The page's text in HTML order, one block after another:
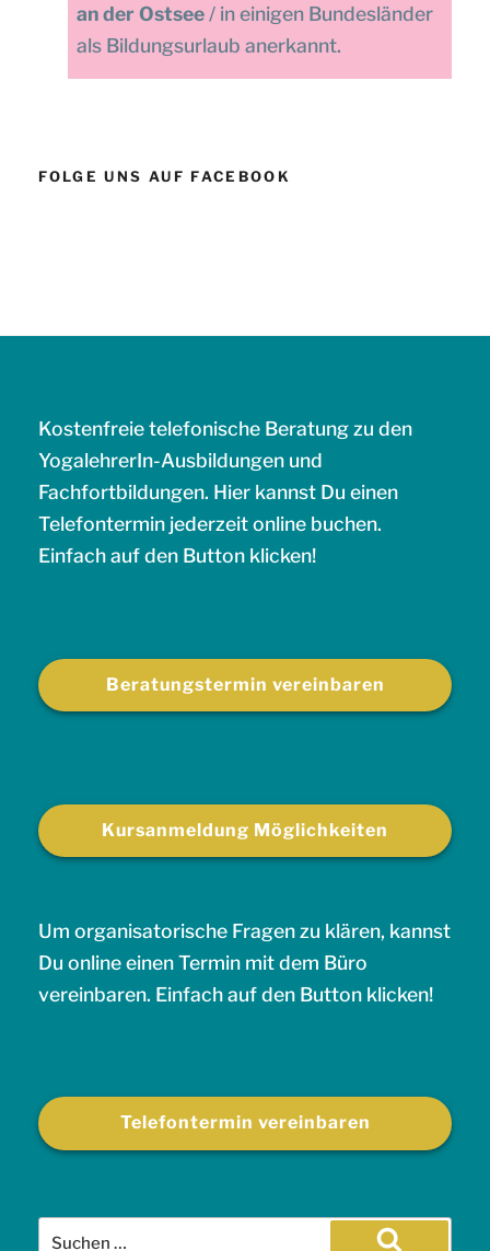
an der Ostsee/ in einigen Bundesländer
als Bildungsurlaub anerkannt.
FOLGE UNS AUF FACEBOOK
Kostenfreie telefonische Beratung zu den
YogalehrerIn-Ausbildungen und
Fachfortbildungen. Hier kannst Du einen
Telefontermin jederzeit online buchen.
Einfach auf den Button klicken!
Beratungstermin vereinbaren
Kursanmeldung Möglichkeiten
Um organisatorische Fragen zu klären, kannst
Du online einen Termin mit dem Büro
vereinbaren. Einfach auf den Button klicken!
Telefontermin vereinbaren
Suche